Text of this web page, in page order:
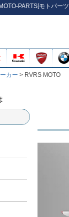
PARTS[モトパー
カー RVRS MOTO